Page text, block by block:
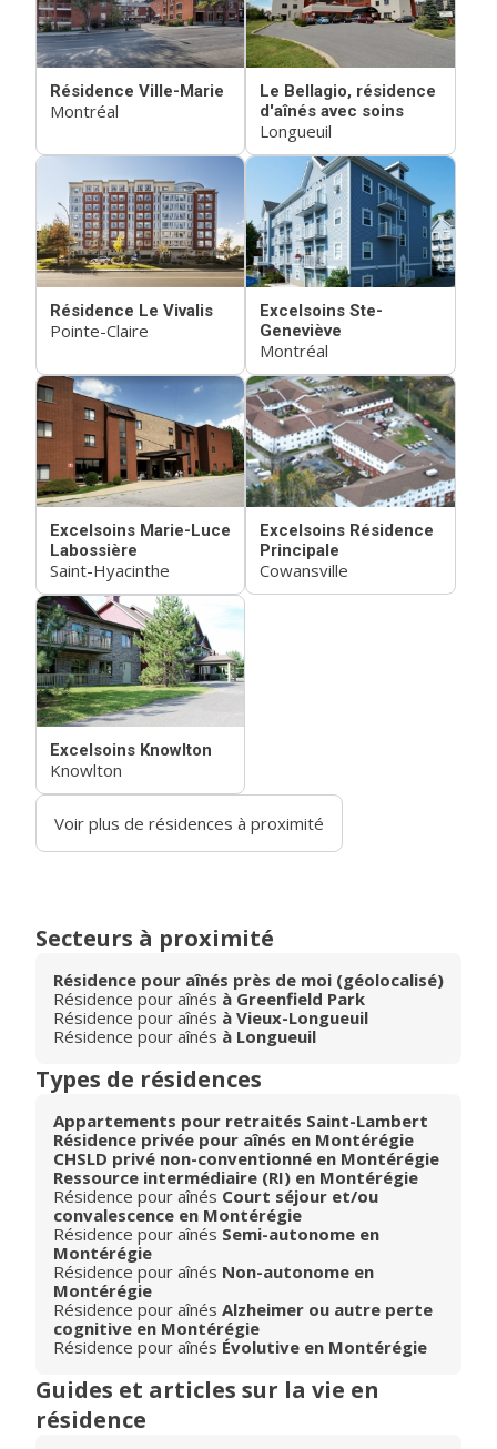
Résidence Ville-Marie
Montréal
Le Bellagio, résidence
d'aînés avec soins
Longueuil
Résidence Le Vivalis
Pointe-Claire
Excelsoins Ste-
Geneviève
Montréal
Excelsoins Marie-Luce
Labossière
Saint-Hyacinthe
Excelsoins Résidence
Principale
Cowansville
Excelsoins Knowlton
Knowlton
Voir plus de résidences à proximité
Secteurs à proximité
Résidence pour aînés près de moi (géolocalisé)
Résidence pour aînés à Greenfield Park
Résidence pour aînés à Vieux-Longueuil
Résidence pour aînés à Longueuil
Types de résidences
Appartements pour retraités Saint-Lambert
Résidence privée pour aînés en Montérégie
CHSLD privé non-conventionné en Montérégie
Ressource intermédiaire (RI) en Montérégie
Résidence pour aînés Court séjour et/ou
convalescence en Montérégie
Résidence pour aînés Semi-autonome en
Montérégie
Résidence pour aînés Non-autonome en
Montérégie
Résidence pour aînés Alzheimer ou autre perte
cognitive en Montérégie
Résidence pour aînés Évolutive en Montérégie
Guides et articles sur la vie en
résidence